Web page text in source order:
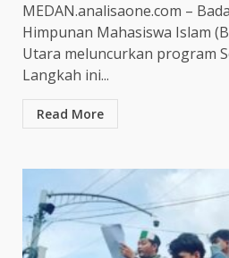
MEDAN.analisaone.com –
Himpunan Mahasiswa Islam
Utara meluncurkan program
Langkah ini...
Read More